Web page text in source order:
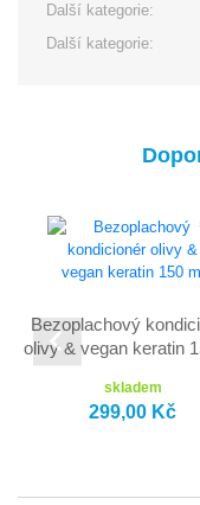
Další kategorie:
Další kategorie:
Bezoplachový
olivy & vegan keratin
skladem
299,00 Kč